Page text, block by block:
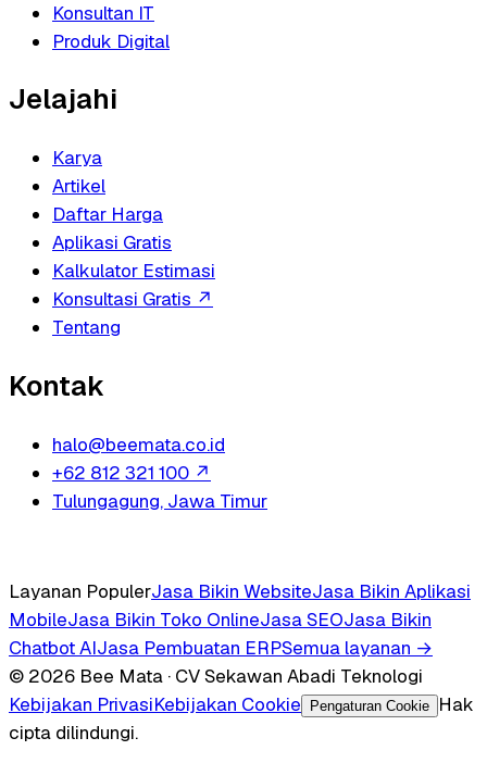
Konsultan IT
Produk Digital
Jelajahi
Karya
Artikel
Daftar Harga
Aplikasi Gratis
Kalkulator Estimasi
Konsultasi Gratis ↗
Tentang
Kontak
halo@beemata.co.id
+62 812 321 100 ↗
Tulungagung, Jawa Timur
Layanan PopulerJasa Bikin WebsiteJasa Bikin Aplikasi
MobileJasa Bikin Toko OnlineJasa SEOJasa Bikin
Chatbot AIJasa Pembuatan ERPSemua layanan →
© 2026 Bee Mata · CV Sekawan Abadi Teknologi
Kebijakan PrivasiKebijakan Cookie Pengaturan Cookie
Hak
cipta dilindungi.